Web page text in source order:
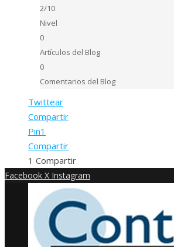
2/10
Nivel
0
Artículos del Blog
0
Comentarios del Blog
Twittear
Compartir
Pin1
Compartir
1 Compartir
Facebook X Instagram